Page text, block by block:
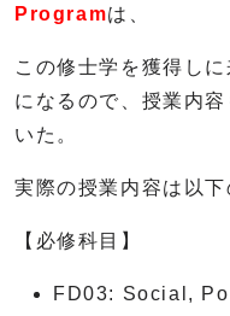
Programは、
この修士学を獲得し
になるので、授業内
いた。
実際の授業内容は以下
【必修科目】
FD03: Social,